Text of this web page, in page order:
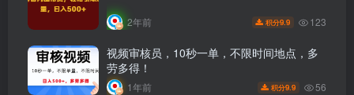
2年前 积分9.9 123
视频审核员，10秒一单，不限时间地点，多
劳多得！
1年前 积分9.9 56